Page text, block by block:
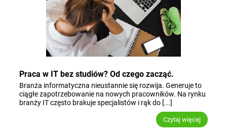
Praca w IT bez studiów? Od czego zacząć.
Branża informatyczna nieustannie się rozwija. Generuje to
ciągłe zapotrzebowanie na nowych pracowników. Na rynku
branży IT często brakuje specjalistów i rąk do [...]
Czytaj więcej